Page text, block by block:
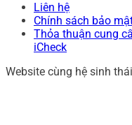
Liên hệ
Chính sách bảo
Thỏa thuận cung
iCheck
Website cùng hệ sinh